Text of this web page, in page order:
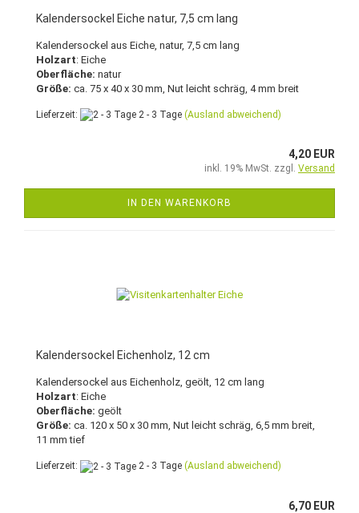
Kalendersockel Eiche natur, 7,5 cm lang
Kalendersockel aus Eiche, natur, 7,5 cm lang
Holzart: Eiche
Oberfläche: natur
Größe: ca. 75 x 40 x 30 mm, Nut leicht schräg, 4 mm breit
Lieferzeit: 2 - 3 Tage (Ausland abweichend)
4,20 EUR
inkl. 19% MwSt. zzgl. Versand
IN DEN WARENKORB
Kalendersockel Eichenholz, 12 cm
Kalendersockel aus Eichenholz, geölt, 12 cm lang
Holzart: Eiche
Oberfläche: geölt
Größe: ca. 120 x 50 x 30 mm, Nut leicht schräg, 6,5 mm breit,
11 mm tief
Lieferzeit: 2 - 3 Tage (Ausland abweichend)
6,70 EUR